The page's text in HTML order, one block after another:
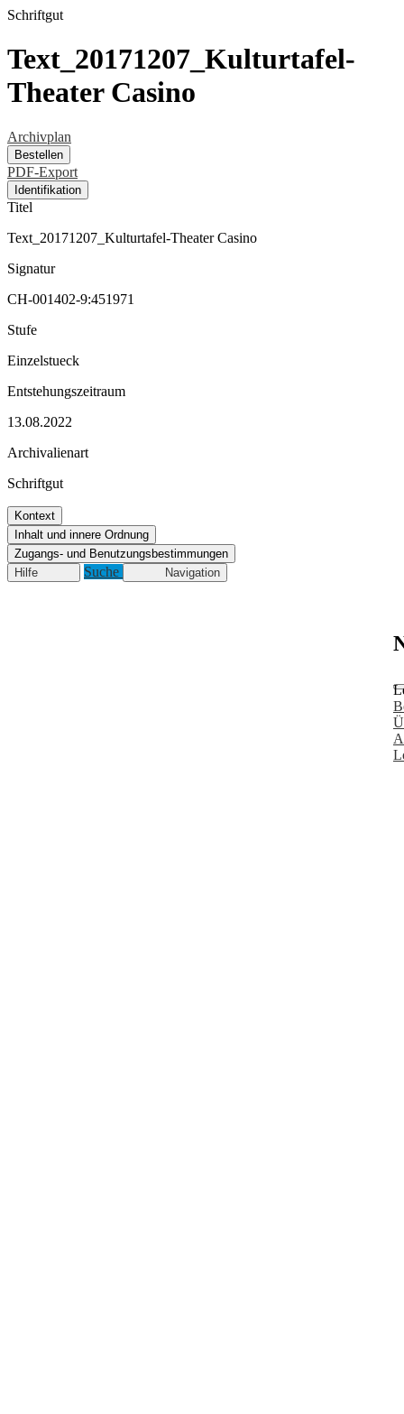
Schriftgut
Text_20171207_Kulturtafel-
Theater Casino
Archivplan
Bestellen
PDF-Export
Identifikation
Titel
Text_20171207_Kulturtafel-Theater Casino
Signatur
CH-001402-9:451971
Stufe
Einzelstueck
Entstehungszeitraum
13.08.2022
Archivalienart
Schriftgut
Kontext
Inhalt und innere Ordnung
Zugangs- und Benutzungsbestimmungen
Hilfe
Suche Navigation